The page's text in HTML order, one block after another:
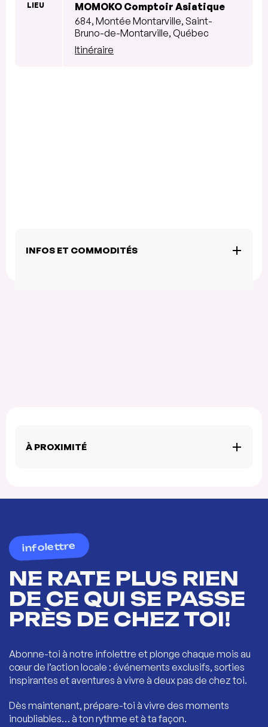
LIEU
MOMOKO Comptoir Asiatique
684, Montée Montarville, Saint-
Bruno-de-Montarville, Québec
Itinéraire
INFOS ET COMMODITÉS
À PROXIMITÉ
infolettre
NE RATE PLUS RIEN
DE CE QUI SE PASSE
PRÈS DE CHEZ TOI!
Abonne-toi à notre infolettre et plonge chaque mois au
cœur de l’action locale : événements exclusifs, sorties
inspirantes et aventures à vivre à deux pas de chez toi.
Dès maintenant, prépare-toi à vivre des moments
inoubliables… à ton rythme et à ta façon.